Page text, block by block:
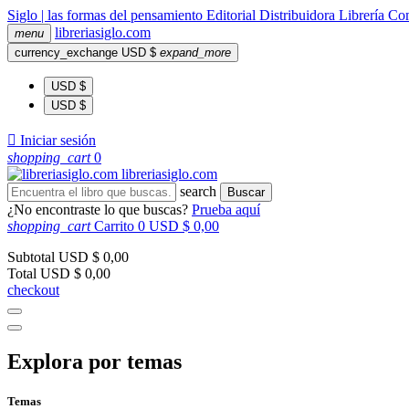
Siglo | las formas del pensamiento Editorial Distribuidora Librería
menu libreriasiglo.com
currency_exchange USD $ expand_more
USD $
USD $
 Iniciar sesión
shopping_cart 0
libreriasiglo.com
search
Buscar
¿No encontraste lo que buscas? Prueba aquí
shopping_cart Carrito 0 USD $ 0,00
Subtotal USD $ 0,00
Total USD $ 0,00
checkout
Explora por temas
Temas